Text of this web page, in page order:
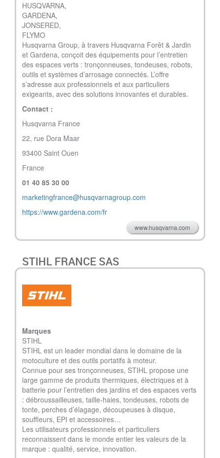
HUSQVARNA,
GARDENA,
JONSERED,
FLYMO
Husqvarna Group, à travers Husqvarna Forêt & Jardin
et Gardena, conçoit des équipements pour l’entretien
des espaces verts : tronçonneuses, tondeuses, robots,
outils et systèmes d’arrosage connectés. L’offre
s’adresse aux professionnels et aux particuliers
exigeants, avec des solutions innovantes et durables.
Contact :
Husqvarna France
22, rue Dora Maar
93400 Saint Ouen
France
01 40 85 30 00
marketingfrance@husqvarnagroup.com
https://www.gardena.com/fr
www.husqvarna.com
STIHL FRANCE SAS
Marques
STIHL
STIHL est un leader mondial dans le domaine de la
motoculture et des outils portatifs à moteur.
Connue pour ses tronçonneuses, STIHL propose une
large gamme de produits thermiques, électriques et à
batterie pour l’entretien des jardins et des espaces verts
: débroussailleuses, taille-haies, tondeuses, robots de
tonte, perches d’élagage, découpeuses à disque,
souffleurs, EPI et accessoires…
Les utilisateurs professionnels et particuliers
reconnaissent dans le monde entier les valeurs de la
marque : qualité, service, innovation.